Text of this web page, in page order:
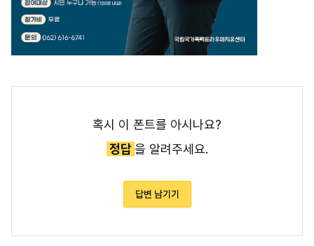
혹시 이 폰트를 아시나요?
정답을 알려주세요.
답변 남기기